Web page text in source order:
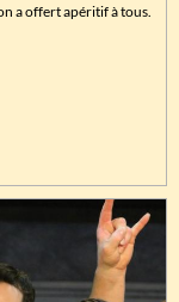
a offert apéritif à tous.